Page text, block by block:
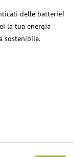
delle batterie!
la tua energia
sostenibile.